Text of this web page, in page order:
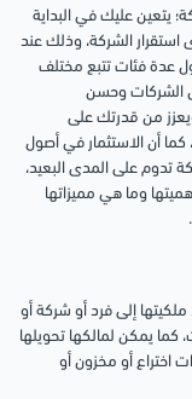
يتعين عليك في البداية
الشركة، وذلك عند
عدة فئات تتبع مختلف
الشركات وحسن
من قدرتك على
أن الاستثمار في أصول
تدوم على المدى البعيد،
وما هي مميزاتها
إلى فرد أو شركة أو
كما يمكن لمالكها تحويلها
اختراع أو مخزون أو